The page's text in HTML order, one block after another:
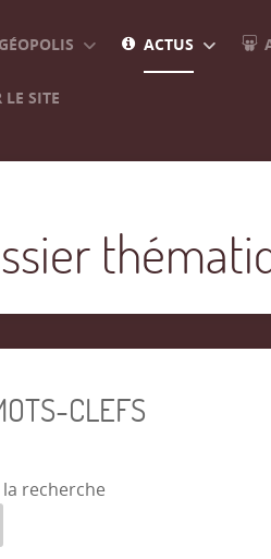
GÉOPOLIS ACTUS
LE SITE
CLEFS
recherche